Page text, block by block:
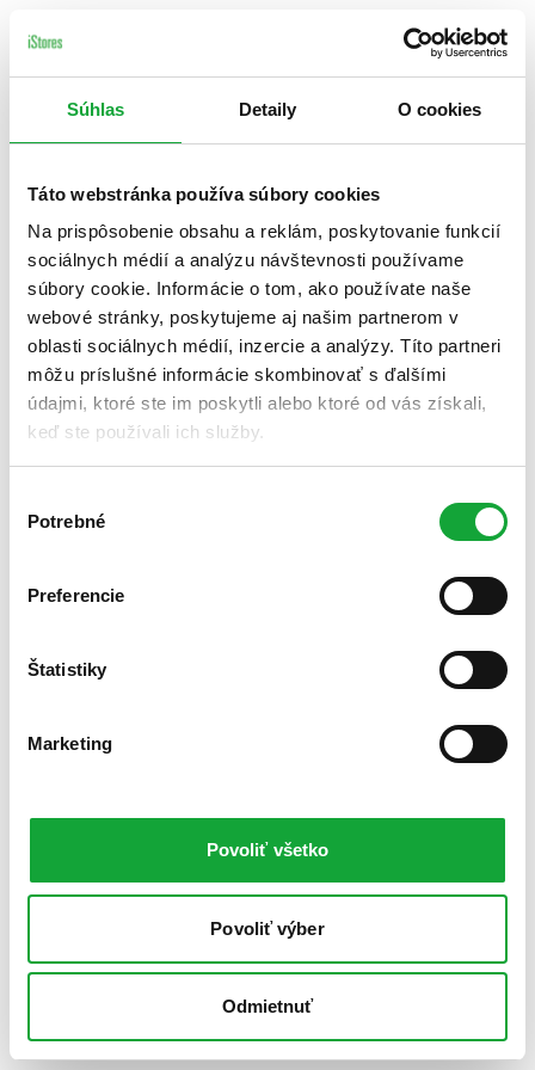
Súhlas Detaily O cookies
Táto webstránka používa súbory cookies
Na prispôsobenie obsahu a reklám, poskytovanie funkcií
sociálnych médií a analýzu návštevnosti používame
súbory cookie. Informácie o tom, ako používate naše
webové stránky, poskytujeme aj našim partnerom v
oblasti sociálnych médií, inzercie a analýzy. Títo partneri
môžu príslušné informácie skombinovať s ďalšími
údajmi, ktoré ste im poskytli alebo ktoré od vás získali,
keď ste používali ich služby.
súhlasu
Potrebné
Preferencie
Štatistiky
Marketing
Povoliť všetko
Povoliť výber
Odmietnuť